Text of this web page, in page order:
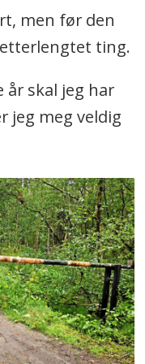
men før den
ting.
år skal jeg har
jeg meg veldig